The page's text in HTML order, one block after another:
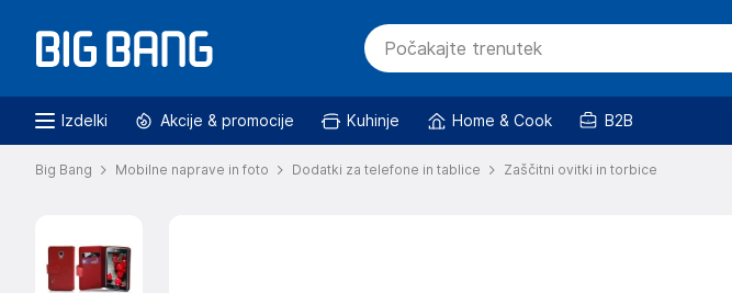
Izdelki Akcije & promocije Kuhinje Home & Cook B2B
Big Bang Mobilne naprave in foto Dodatki za telefone in tablice Zaščitni ovitki in torbice